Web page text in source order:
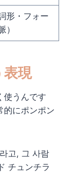
形・フォー
）
現
使うんです
的にポンポン
고, 그 사람
チュンチラ